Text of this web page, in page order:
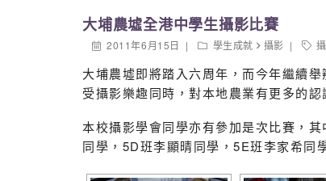
大埔農墟全港中學生攝影比賽
2011年6月15日 學生成就 攝影
大埔農墟即將踏入六周年，而今年繼續
受攝影樂趣同時，對本地農業有更多的認
本校攝影學會同學亦有參加是次比賽，
同學，5D班李顯晴同學，5E班李家希同